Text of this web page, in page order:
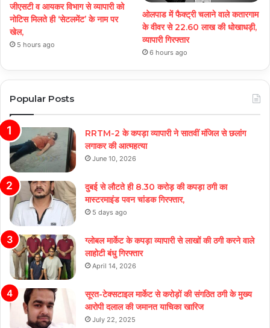
जीएसटी व आयकर विभाग से व्यापारी को
नोटिस मिलते ही ‘सेटलमेंट’ के नाम पर
खेल,
5 hours ago
ओलपाड में फैक्ट्री चलाने वाले कतारगाम
के वीवर से 22.60 लाख की धोखाधड़ी,
व्यापारी गिरफ्तार
6 hours ago
Popular Posts
RRTM-2 के कपड़ा व्यापारी ने सातवीं मंजिल से छलांग
लगाकर की आत्महत्या
June 10, 2026
दुबई से लौटते ही 8.30 करोड़ की कपड़ा ठगी का
मास्टरमाइंड पवन चांडक गिरफ्तार,
5 days ago
ग्लोबल मार्केट के कपड़ा व्यापारी से लाखों की ठगी करने वाले
लाहोटी बंधु गिरफ्तार
April 14, 2026
सूरत-टेक्सटाइल मार्केट से करोड़ों की संगठित ठगी के मुख्य
आरोपी दलाल की जमानत याचिका खारिज
July 22, 2025